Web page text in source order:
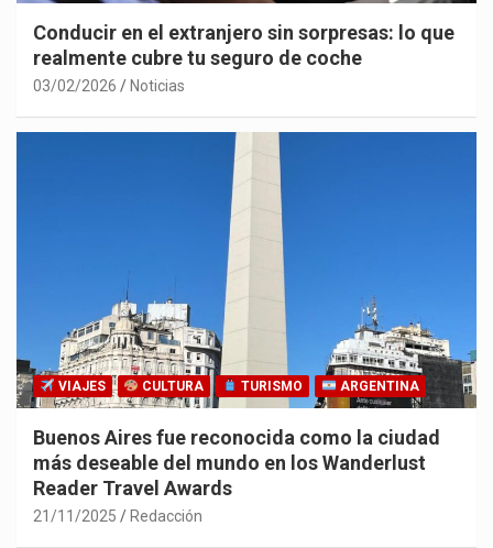
Conducir en el extranjero sin sorpresas: lo que
realmente cubre tu seguro de coche
03/02/2026 Noticias
VIAJES CULTURA TURISMO ARGENTINA
Buenos Aires fue reconocida como la ciudad
más deseable del mundo en los Wanderlust
Reader Travel Awards
21/11/2025 Redacción